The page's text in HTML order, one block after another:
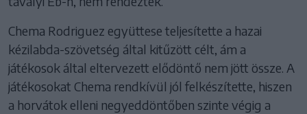
Chema Rodriguez együttese teljesítette a hazai
kézilabda-szövetség által kitűzött célt, ám a
játékosok által eltervezett elődöntő nem jött össze. A
játékosokat Chema rendkívül jól felkészítette, hiszen
a horvátok elleni negyeddöntőben szinte végig a